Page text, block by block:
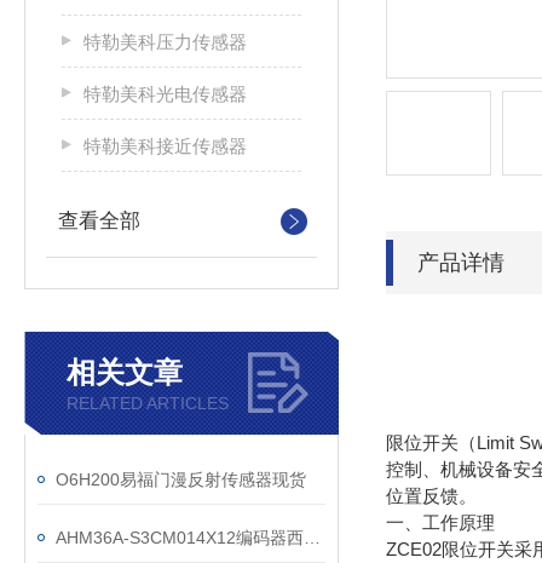
特勒美科压力传感器
特勒美科光电传感器
特勒美科接近传感器
查看全部
相关文章
RELATED ARTICLES
O6H200易福门漫反射传感器现货
产品详情
限位开关（Limit
控制、机械设备安
位置反馈。
一、工作原理
ZCE02限位开关采